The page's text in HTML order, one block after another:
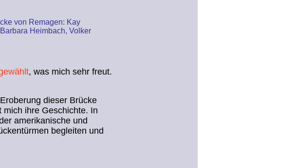
von Remagen: Kay
Heimbach, Volker
, was mich sehr freut.
dieser Brücke
ihre Geschichte. In
amerikanische und
begleiten und